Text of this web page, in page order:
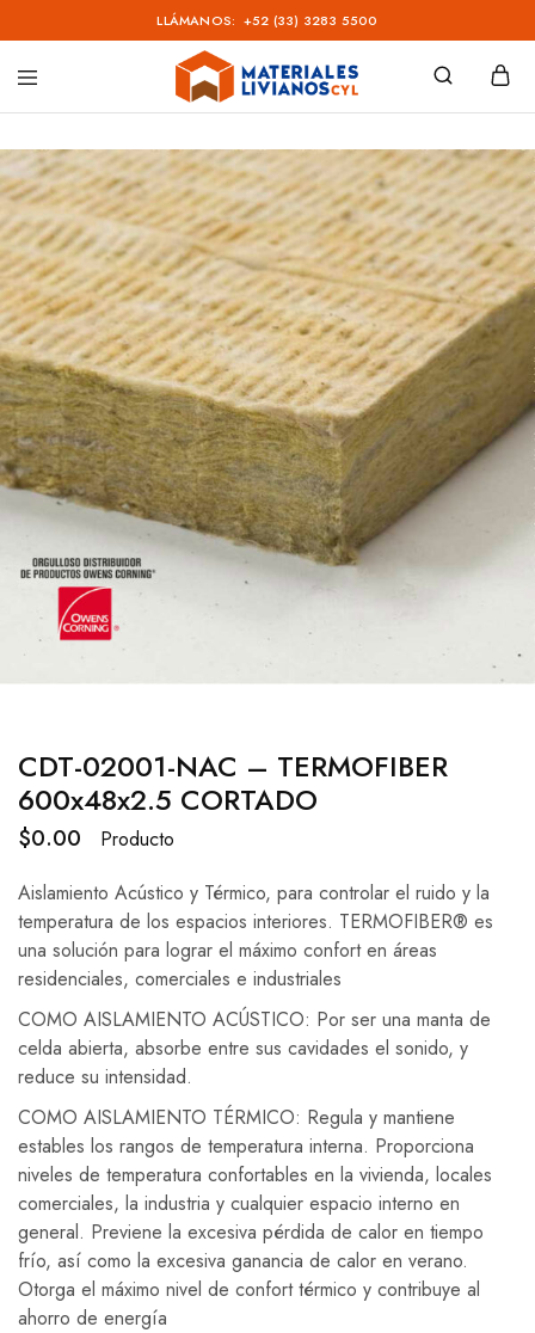
LLÁMANOS: +52 (33) 3283 5500
Materiales
–
CYL
CDT-02001-NAC – TERMOFIBER
600x48x2.5 CORTADO
$0.00
Producto
Aislamiento Acústico y Térmico, para controlar el ruido y la
temperatura de los espacios interiores. TERMOFIBER® es
una solución para lograr el máximo confort en áreas
residenciales, comerciales e industriales
COMO AISLAMIENTO ACÚSTICO: Por ser una manta de
celda abierta, absorbe entre sus cavidades el sonido, y
reduce su intensidad.
COMO AISLAMIENTO TÉRMICO: Regula y mantiene
estables los rangos de temperatura interna. Proporciona
niveles de temperatura confortables en la vivienda, locales
comerciales, la industria y cualquier espacio interno en
general. Previene la excesiva pérdida de calor en tiempo
frío, así como la excesiva ganancia de calor en verano.
Otorga el máximo nivel de confort térmico y contribuye al
ahorro de energía